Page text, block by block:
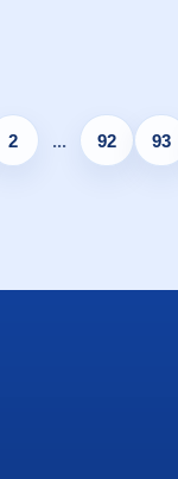
2 ... 92 93